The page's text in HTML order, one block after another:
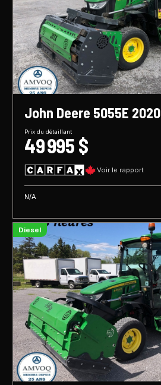
John Deere 5055E 2020
Prix du détaillant
49 995 $
Voir le rapport
N/A
Diesel